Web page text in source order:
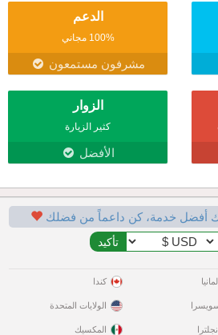
الدعم
100% مجاني
مشرفون مستمعون
الزوار
كثير الزيارة
الأفضل
أفضل خدمة، كن داعماً من فضلك
ألمانيا كندا
الولايات المتحدة
المكسيك